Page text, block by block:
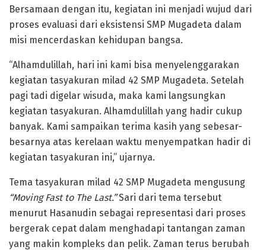
Bersamaan dengan itu, kegiatan ini menjadi wujud dari
proses evaluasi dari eksistensi SMP Mugadeta dalam
misi mencerdaskan kehidupan bangsa.
“Alhamdulillah, hari ini kami bisa menyelenggarakan
kegiatan tasyakuran milad 42 SMP Mugadeta. Setelah
pagi tadi digelar wisuda, maka kami langsungkan
kegiatan tasyakuran. Alhamdulillah yang hadir cukup
banyak. Kami sampaikan terima kasih yang sebesar-
besarnya atas kerelaan waktu menyempatkan hadir di
kegiatan tasyakuran ini,” ujarnya.
Tema tasyakuran milad 42 SMP Mugadeta mengusung
“Moving Fast to The Last.”Sari dari tema tersebut
menurut Hasanudin sebagai representasi dari proses
bergerak cepat dalam menghadapi tantangan zaman
yang makin kompleks dan pelik. Zaman terus berubah